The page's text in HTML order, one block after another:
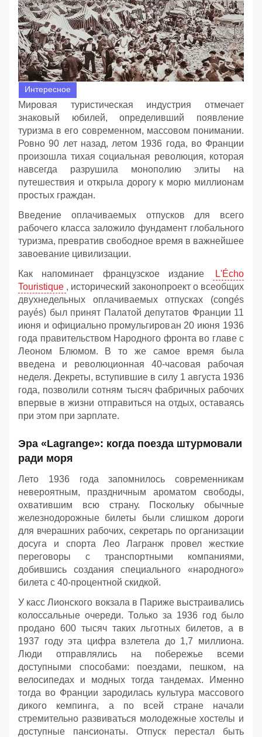
Интересное
Мировая туристическая индустрия отмечает
знаковый юбилей, определивший появление
туризма в его современном, массовом понимании.
Ровно 90 лет назад, летом 1936 года, во Франции
произошла тихая социальная революция, которая
навсегда разрушила монополию элиты на
путешествия и открыла дорогу к морю миллионам
простых граждан.
Введение оплачиваемых отпусков для всего
рабочего класса заложило фундамент глобального
туризма, превратив свободное время в важнейшее
завоевание цивилизации.
Как напоминает французское издание
L'Écho
Touristique , исторический законопроект о всеобщих
двухнедельных оплачиваемых отпусках (congés
payés) был принят Палатой депутатов Франции 11
июня и официально промульгирован 20 июня 1936
года правительством Народного фронта во главе с
Леоном Блюмом. В то же самое время была
введена и революционная 40-часовая рабочая
неделя. Декреты, вступившие в силу 1 августа 1936
года, позволили сотням тысяч фабричных рабочих
впервые в жизни отправиться на отдых, оставаясь
при этом при зарплате.
Эра «Lagrange»: когда поезда штурмовали
ради моря
Лето 1936 года запомнилось современникам
невероятным, праздничным ароматом свободы,
охватившим всю страну. Поскольку обычные
железнодорожные билеты были слишком дороги
для вчерашних рабочих, секретарь по организации
досуга и спорта Лео Лагранж провел жесткие
переговоры с транспортными компаниями,
добившись создания специального «народного»
билета с 40-процентной скидкой.
У касс Лионского вокзала в Париже выстраивались
колоссальные очереди. Только за 1936 год было
продано 600 тысяч таких льготных билетов, а в
1937 году эта цифра взлетела до 1,7 миллиона.
Люди отправлялись на побережье всеми
доступными способами: поездами, пешком, на
велосипедах и модных тогда тандемах. Именно
тогда во Франции зародилась культура массового
дикого кемпинга, а по всей стране начали
стремительно развиваться молодежные хостелы и
доступные пансионаты. Отпуск перестал быть